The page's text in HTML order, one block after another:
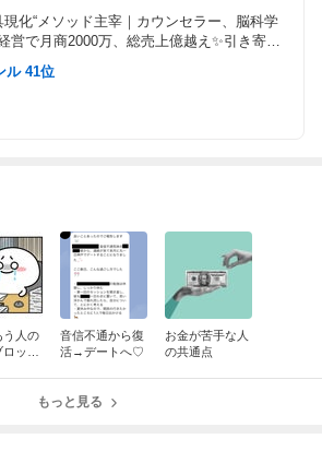
化“メソッド主宰｜カウンセラー、脳科学
営で月商2000万、総売上億越え✨引き寄せ
ジプシーも具現化でお金、恋愛、起業を叶え
大特典プレゼント
ル 41位
う人の
ック
音信不通から復
活→デートへ♡
お金が苦手な人
の共通点
もっと見る